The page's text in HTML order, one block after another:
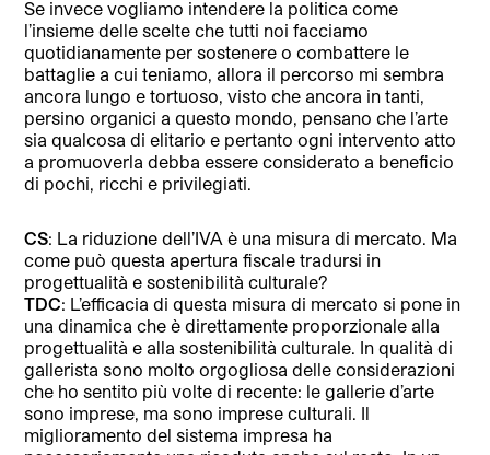
Se invece vogliamo intendere la politica come
l’insieme delle scelte che tutti noi facciamo
quotidianamente per sostenere o combattere le
battaglie a cui teniamo, allora il percorso mi sembra
ancora lungo e tortuoso, visto che ancora in tanti,
persino organici a questo mondo, pensano che l’arte
sia qualcosa di elitario e pertanto ogni intervento atto
a promuoverla debba essere considerato a beneficio
di pochi, ricchi e privilegiati.
CS: La riduzione dell’IVA è una misura di mercato. Ma
come può questa apertura fiscale tradursi in
progettualità e sostenibilità culturale?
TDC: L’efficacia di questa misura di mercato si pone in
una dinamica che è direttamente proporzionale alla
progettualità e alla sostenibilità culturale. In qualità di
gallerista sono molto orgogliosa delle considerazioni
che ho sentito più volte di recente: le gallerie d’arte
sono imprese, ma sono imprese culturali. Il
miglioramento del sistema impresa ha